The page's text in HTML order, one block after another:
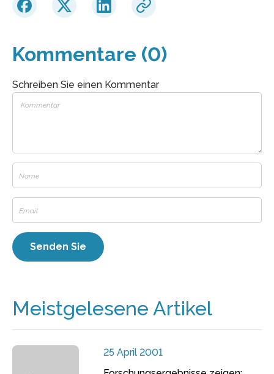
Kommentare (0)
Schreiben Sie einen Kommentar
Meistgelesene Artikel
25 April 2001